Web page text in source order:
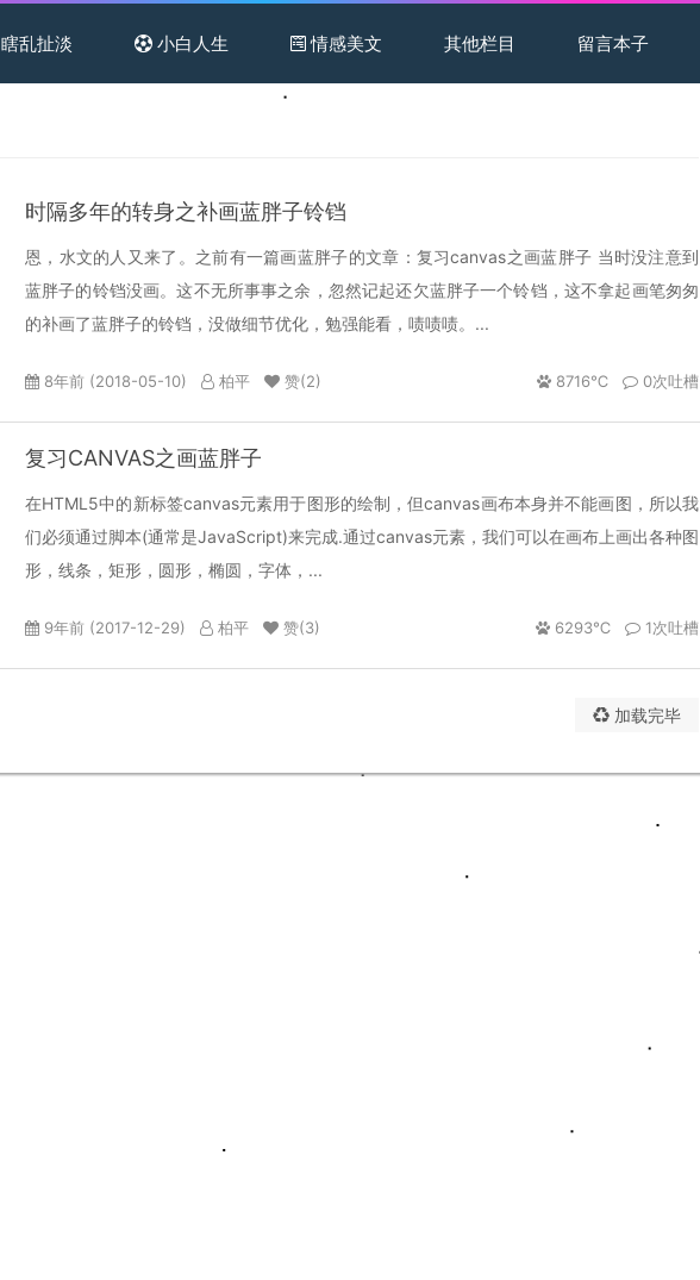
瞎乱扯淡 小白人生 情感美文 其他栏目 留言本子
时隔多年的转身之补画蓝胖子铃铛
恩，水文的人又来了。之前有一篇画蓝胖子的文章：复习canvas之画蓝胖子 当时没注意到
蓝胖子的铃铛没画。这不无所事事之余，忽然记起还欠蓝胖子一个铃铛，这不拿起画笔匆匆
的补画了蓝胖子的铃铛，没做细节优化，勉强能看，啧啧啧。...
8年前 (2018-05-10) 柏平 赞(2) 8716℃ 0次吐槽
复习CANVAS之画蓝胖子
在HTML5中的新标签canvas元素用于图形的绘制，但canvas画布本身并不能画图，所以我
们必须通过脚本(通常是JavaScript)来完成.通过canvas元素，我们可以在画布上画出各种图
形，线条，矩形，圆形，椭圆，字体，...
9年前 (2017-12-29) 柏平 赞(3) 6293℃ 1次吐槽
加载完毕